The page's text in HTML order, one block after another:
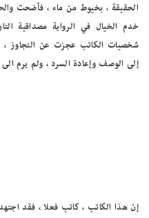
الحقيقة ، بخيوط من ماء ، فأضحت
خدم الخيال في الرواية مصداقية
شخصيات الكاتب عجزت عن التجاوز ،
إلى الوصف وإعادة السرد ، ولم يرم الى
إن هذا الكاتب ، كاتب فعلا ، فقد